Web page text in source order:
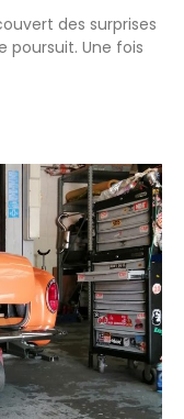
des surprises
poursuit. Une fois